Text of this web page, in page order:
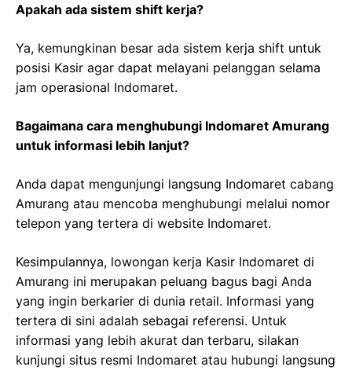
Apakah ada sistem shift kerja?
Ya, kemungkinan besar ada sistem kerja shift untuk
posisi Kasir agar dapat melayani pelanggan selama
jam operasional Indomaret.
Bagaimana cara menghubungi Indomaret Amurang
untuk informasi lebih lanjut?
Anda dapat mengunjungi langsung Indomaret cabang
Amurang atau mencoba menghubungi melalui nomor
telepon yang tertera di website Indomaret.
Kesimpulannya, lowongan kerja Kasir Indomaret di
Amurang ini merupakan peluang bagus bagi Anda
yang ingin berkarier di dunia retail. Informasi yang
tertera di sini adalah sebagai referensi. Untuk
informasi yang lebih akurat dan terbaru, silakan
kunjungi situs resmi Indomaret atau hubungi langsung